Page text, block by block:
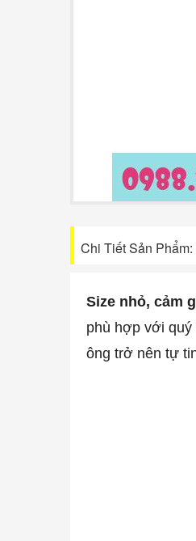
Chi Tiết Sản Phẩm:
Size nhỏ, cảm
phù hợp với quý
ông trở nên tự